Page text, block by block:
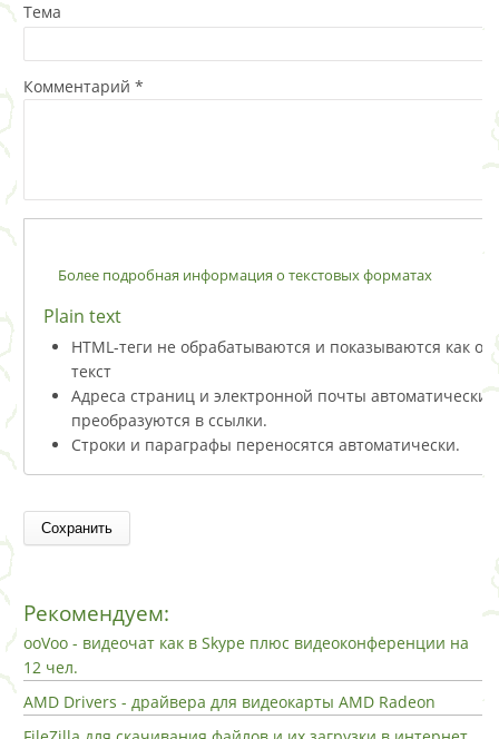
Тема
Комментарий *
Более подробная информация о текстовых форматах
Plain text
HTML-теги не обрабатываются и показываются как
текст
Адреса страниц и электронной почты автоматически
преобразуются в ссылки.
Строки и параграфы переносятся автоматически.
Рекомендуем:
ooVoo - видеочат как в Skype плюс видеоконференции на
12 чел.
AMD Drivers - драйвера для видеокарты AMD Radeon